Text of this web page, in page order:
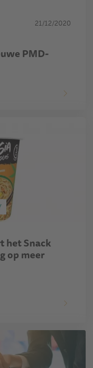
21/12/2020
PMD-
het Snack
op meer